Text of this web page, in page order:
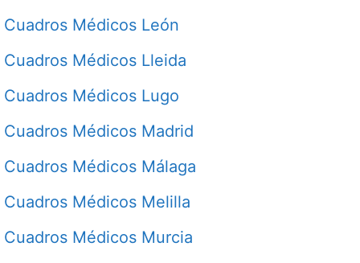
Cuadros Médicos León
Cuadros Médicos Lleida
Cuadros Médicos Lugo
Cuadros Médicos Madrid
Cuadros Médicos Málaga
Cuadros Médicos Melilla
Cuadros Médicos Murcia